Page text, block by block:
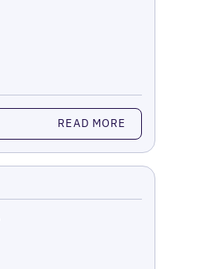
READ MORE